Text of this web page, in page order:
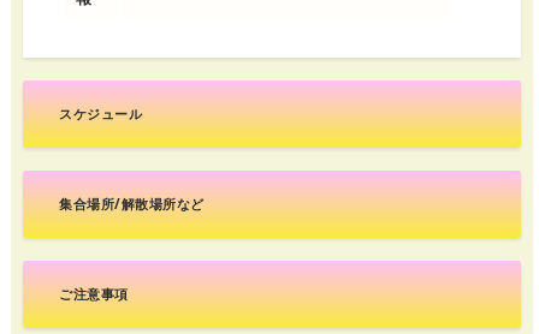
スケジュール
集合場所/解散場所など
ご注意事項